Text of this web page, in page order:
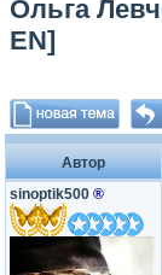
Ольга
EN]
Автор
sinoptik500 ®